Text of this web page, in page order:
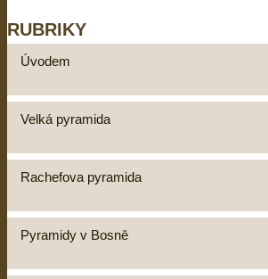
RUBRIKY
Úvodem
Velká pyramida
Rachefova pyramida
Pyramidy v Bosně